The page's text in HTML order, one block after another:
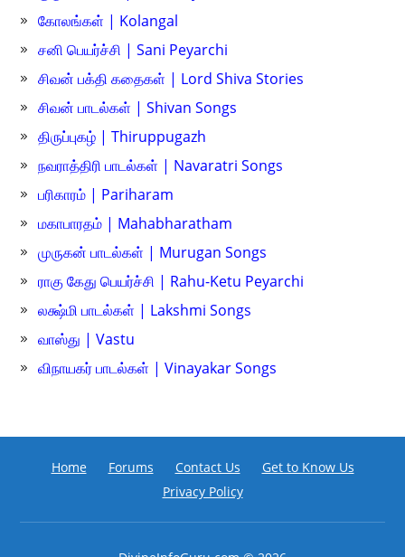
கோலங்கள் | Kolangal
சனி பெயர்ச்சி | Sani Peyarchi
சிவன் பக்தி கதைகள் | Lord Shiva Stories
சிவன் பாடல்கள் | Shivan Songs
திருப்புகழ் | Thiruppugazh
நவராத்திரி பாடல்கள் | Navaratri Songs
பரிகாரம் | Pariharam
மகாபாரதம் | Mahabharatham
முருகன் பாடல்கள் | Murugan Songs
ராகு கேது பெயர்ச்சி | Rahu-Ketu Peyarchi
லக்ஷ்மி பாடல்கள் | Lakshmi Songs
வாஸ்து | Vastu
விநாயகர் பாடல்கள் | Vinayakar Songs
Home Forums Contact Us
Get to Know Us
Privacy Policy